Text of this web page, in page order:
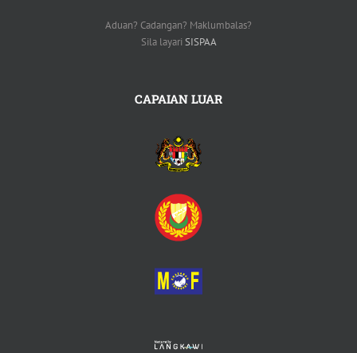
Aduan? Cadangan? Maklumbalas?
Sila layari SISPAA
CAPAIAN LUAR